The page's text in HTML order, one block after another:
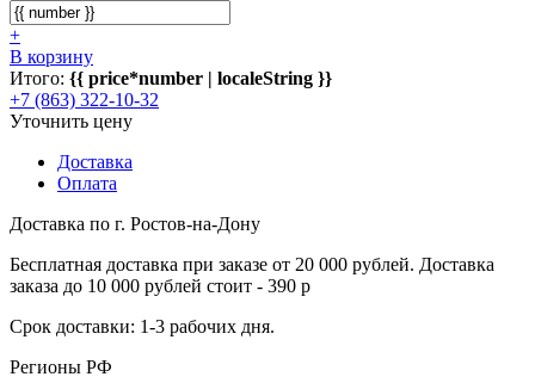
+
В корзину
Итого: {{ price*number | localeString }}
+7 (863) 322-10-32
Уточнить цену
Доставка
Оплата
Доставка по г. Ростов-на-Дону
Бесплатная доставка при заказе от 20 000 рублей. Доставка
заказа до 10 000 рублей стоит - 390 р
Срок доставки: 1-3 рабочих дня.
Регионы РФ